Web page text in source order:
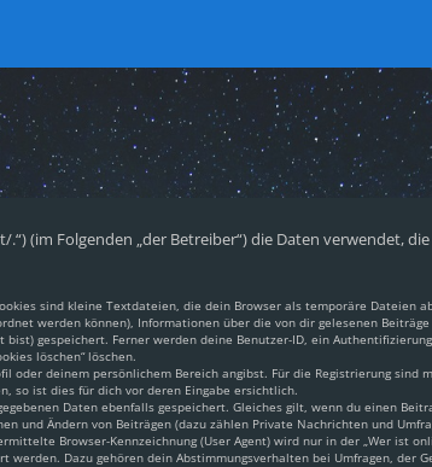
(im Folgenden „der Betreiber“) die Daten verwendet,
sind kleine Textdateien, die dein Browser als temporäre Dateien
werden können), Informationen über die von dir gelesenen
gespeichert. Ferner werden deine Benutzer-ID, ein
löschen“ löschen.
deinem persönlichem Bereich angibst. Für die Registrierung sind
so ist dies für dich vor deren Eingabe ersichtlich.
Daten ebenfalls gespeichert. Gleiches gilt, wenn du einen
und Ändern von Beiträgen (dazu zählen Private Nachrichten und
Browser-Kennzeichnung (User Agent) wird nur in der „Wer ist
Dazu gehören dein Abstimmungsverhalten bei Umfragen, der